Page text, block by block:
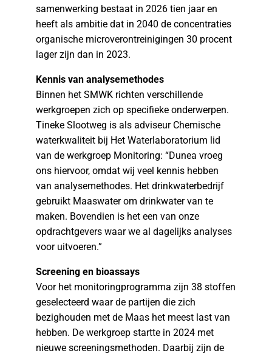
samenwerking bestaat in 2026 tien jaar en
heeft als ambitie dat in 2040 de concentraties
organische microverontreinigingen 30 procent
lager zijn dan in 2023.
Kennis van analysemethodes
Binnen het SMWK richten verschillende
werkgroepen zich op specifieke onderwerpen.
Tineke Slootweg is als adviseur Chemische
waterkwaliteit bij Het Waterlaboratorium lid
van de werkgroep Monitoring: “Dunea vroeg
ons hiervoor, omdat wij veel kennis hebben
van analysemethodes. Het drinkwaterbedrijf
gebruikt Maaswater om drinkwater van te
maken. Bovendien is het een van onze
opdrachtgevers waar we al dagelijks analyses
voor uitvoeren.”
Screening en bioassays
Voor het monitoringprogramma zijn 38 stoffen
geselecteerd waar de partijen die zich
bezighouden met de Maas het meest last van
hebben. De werkgroep startte in 2024 met
nieuwe screeningsmethoden. Daarbij zijn de